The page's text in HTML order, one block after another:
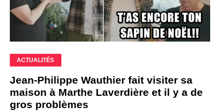
ACTUALITÉS
Jean-Philippe Wauthier fait visiter sa
maison à Marthe Laverdière et il y a de
gros problèmes